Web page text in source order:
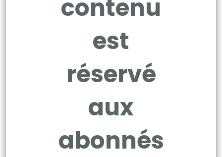
contenu
est
réservé
aux
abonnés